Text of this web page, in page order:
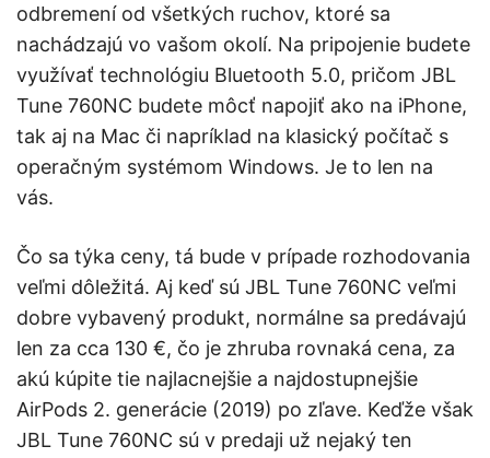
odbremení od všetkých ruchov, ktoré sa
nachádzajú vo vašom okolí. Na pripojenie budete
využívať technológiu Bluetooth 5.0, pričom JBL
Tune 760NC budete môcť napojiť ako na iPhone,
tak aj na Mac či napríklad na klasický počítač s
operačným systémom Windows. Je to len na
vás.
Čo sa týka ceny, tá bude v prípade rozhodovania
veľmi dôležitá. Aj keď sú JBL Tune 760NC veľmi
dobre vybavený produkt, normálne sa predávajú
len za cca 130 €, čo je zhruba rovnaká cena, za
akú kúpite tie najlacnejšie a najdostupnejšie
AirPods 2. generácie (2019) po zľave. Keďže však
JBL Tune 760NC sú v predaji už nejaký ten